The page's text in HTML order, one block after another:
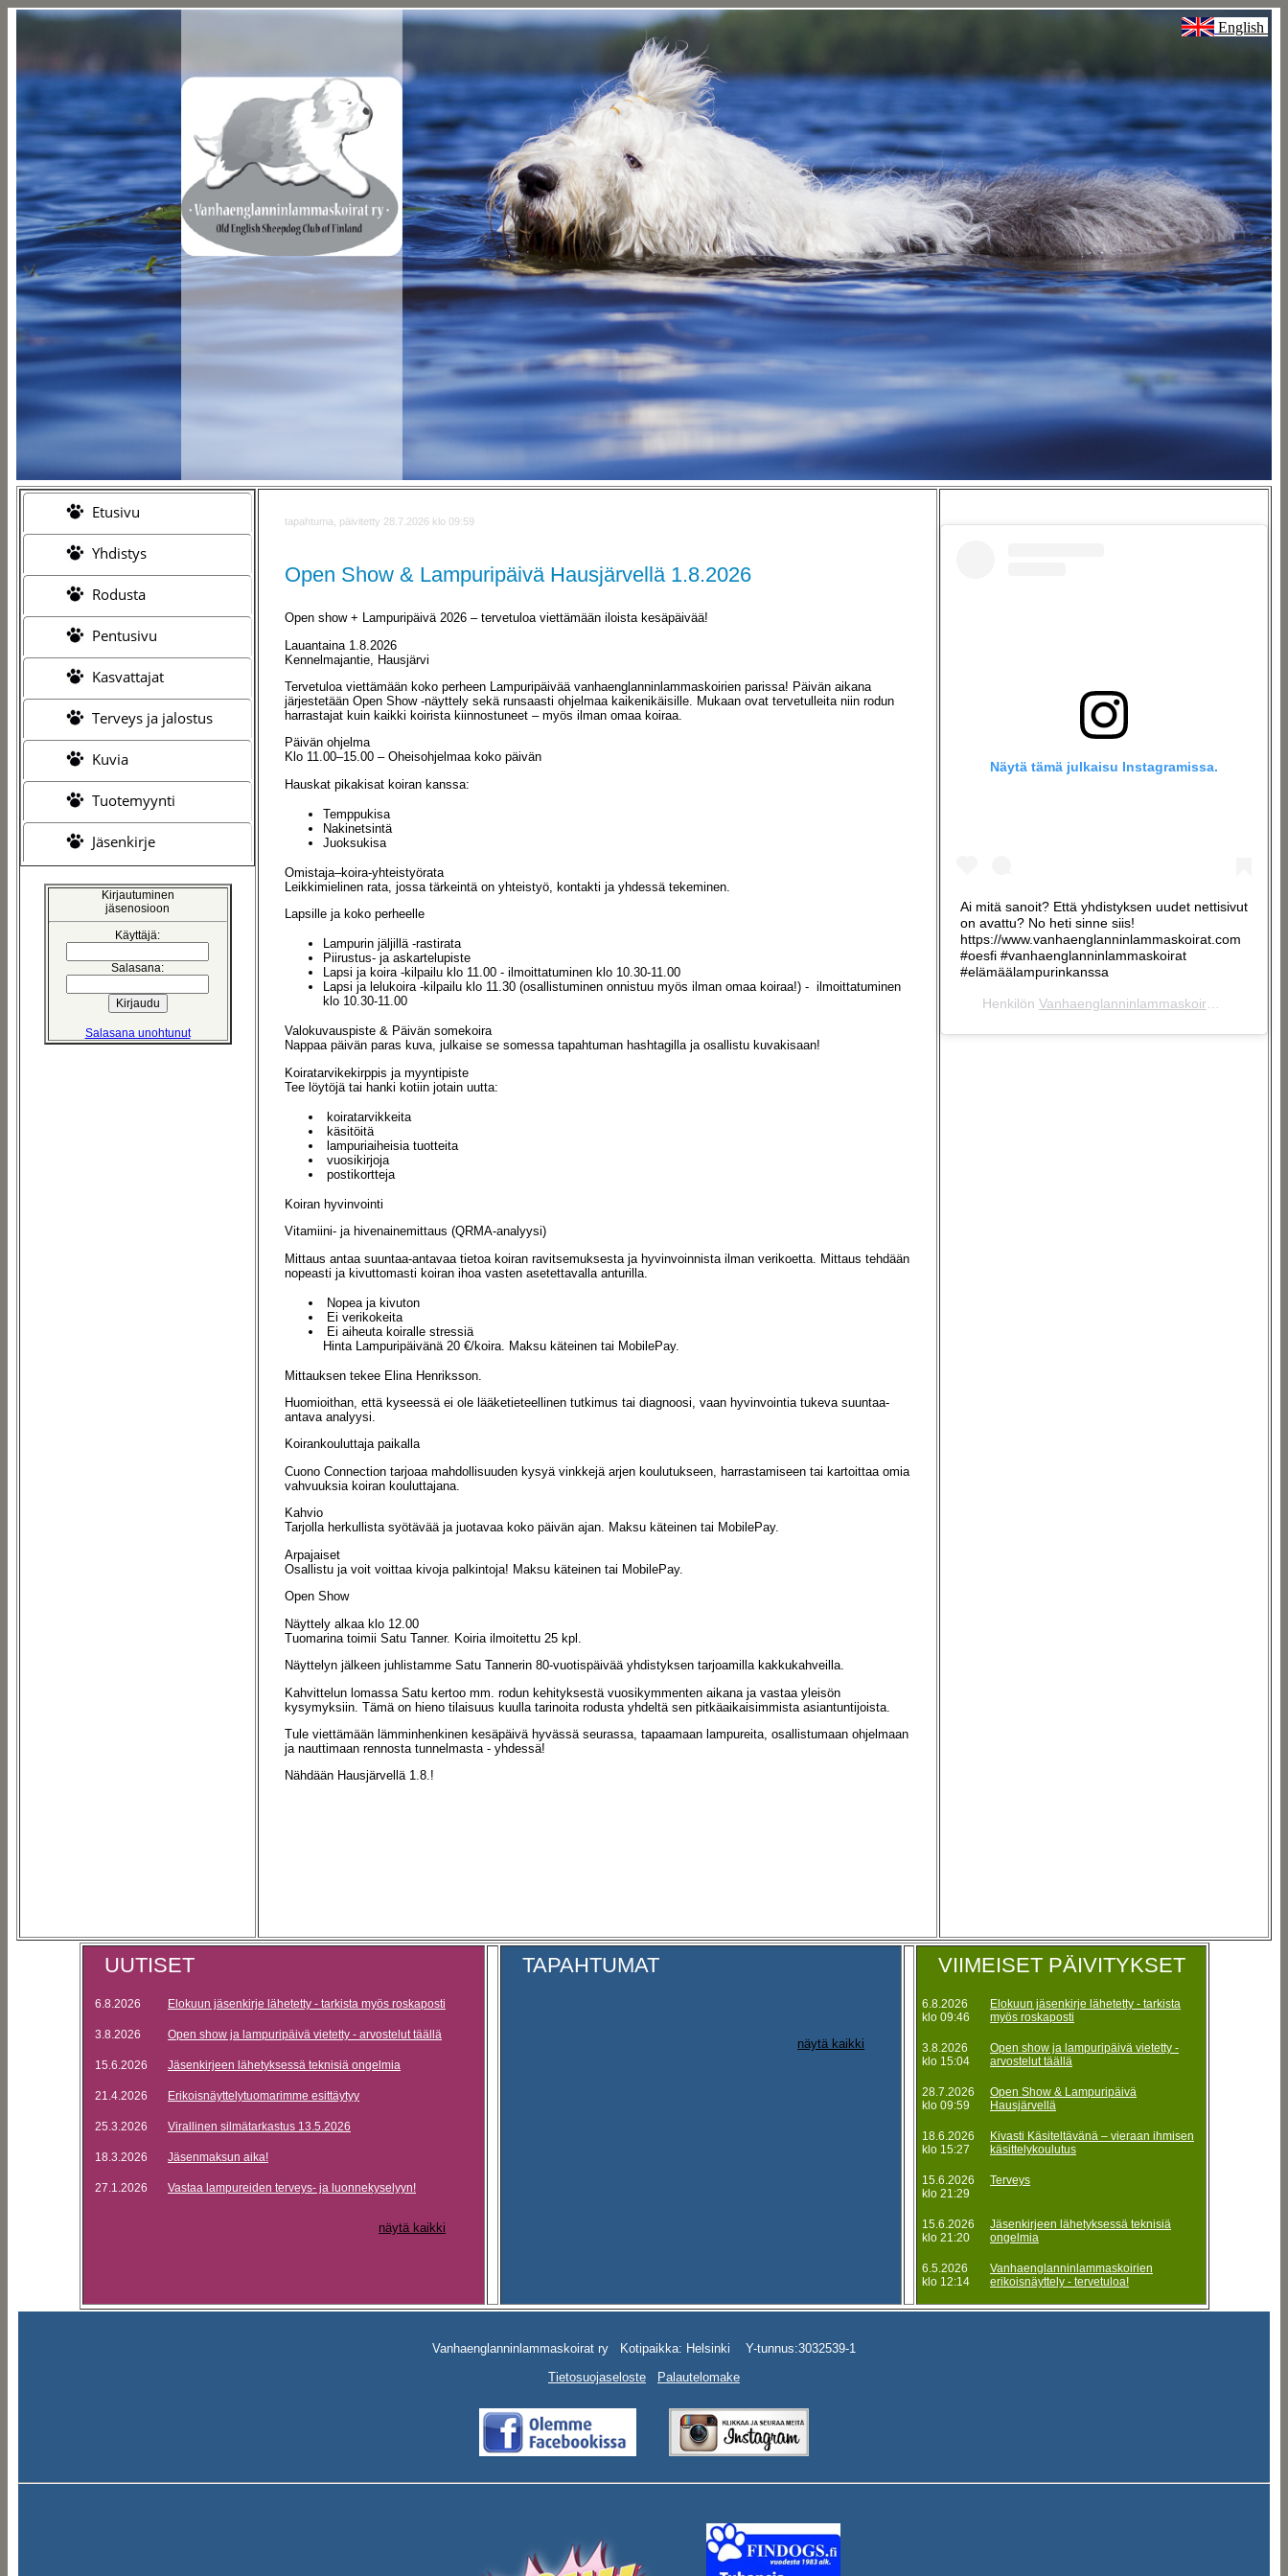
English
Etusivu
Yhdistys
Rodusta
Pentusivu
Kasvattajat
Terveys ja jalostus
Kuvia
Tuotemyynti
Jäsenkirje
Kirjautuminen
jäsenosioon
Käyttäjä:
Salasana:
Salasana unohtunut
tapahtuma, päivitetty 28.7.2026 klo 09:59
Open Show & Lampuripäivä Hausjärvellä 1.8.2026
Open show + Lampuripäivä 2026 – tervetuloa viettämään iloista kesäpäivää!
Lauantaina 1.8.2026
Kennelmajantie, Hausjärvi
Tervetuloa viettämään koko perheen Lampuripäivää vanhaenglanninlammaskoirien parissa! Päivän aikana
järjestetään Open Show -näyttely sekä runsaasti ohjelmaa kaikenikäisille. Mukaan ovat tervetulleita niin rodun
harrastajat kuin kaikki koirista kiinnostuneet – myös ilman omaa koiraa.
Päivän ohjelma
Klo 11.00–15.00 – Oheisohjelmaa koko päivän
Hauskat pikakisat koiran kanssa:
Temppukisa
Nakinetsintä
Juoksukisa
Omistaja–koira-yhteistyörata
Leikkimielinen rata, jossa tärkeintä on yhteistyö, kontakti ja yhdessä tekeminen.
Lapsille ja koko perheelle
Lampurin jäljillä -rastirata
Piirustus- ja askartelupiste
Lapsi ja koira -kilpailu klo 11.00 - ilmoittatuminen klo 10.30-11.00
Lapsi ja lelukoira -kilpailu klo 11.30 (osallistuminen onnistuu myös ilman omaa koiraa!) - ilmoittatuminen
klo 10.30-11.00
Valokuvauspiste & Päivän somekoira
Nappaa päivän paras kuva, julkaise se somessa tapahtuman hashtagilla ja osallistu kuvakisaan!
Koiratarvikekirppis ja myyntipiste
Tee löytöjä tai hanki kotiin jotain uutta:
koiratarvikkeita
käsitöitä
lampuriaiheisia tuotteita
vuosikirjoja
postikortteja
Koiran hyvinvointi
Vitamiini- ja hivenainemittaus (QRMA-analyysi)
Mittaus antaa suuntaa-antavaa tietoa koiran ravitsemuksesta ja hyvinvoinnista ilman verikoetta. Mittaus tehdään
nopeasti ja kivuttomasti koiran ihoa vasten asetettavalla anturilla.
Nopea ja kivuton
Ei verikokeita
Ei aiheuta koiralle stressiä
Hinta Lampuripäivänä 20 €/koira. Maksu käteinen tai MobilePay.
Mittauksen tekee Elina Henriksson.
Huomioithan, että kyseessä ei ole lääketieteellinen tutkimus tai diagnoosi, vaan hyvinvointia tukeva suuntaa-
antava analyysi.
Koirankouluttaja paikalla
Cuono Connection tarjoaa mahdollisuuden kysyä vinkkejä arjen koulutukseen, harrastamiseen tai kartoittaa omia
vahvuuksia koiran kouluttajana.
Kahvio
Tarjolla herkullista syötävää ja juotavaa koko päivän ajan. Maksu käteinen tai MobilePay.
Arpajaiset
Osallistu ja voit voittaa kivoja palkintoja! Maksu käteinen tai MobilePay.
Open Show
Näyttely alkaa klo 12.00
Tuomarina toimii Satu Tanner. Koiria ilmoitettu 25 kpl.
Näyttelyn jälkeen juhlistamme Satu Tannerin 80-vuotispäivää yhdistyksen tarjoamilla kakkukahveilla.
Kahvittelun lomassa Satu kertoo mm. rodun kehityksestä vuosikymmenten aikana ja vastaa yleisön
kysymyksiin. Tämä on hieno tilaisuus kuulla tarinoita rodusta yhdeltä sen pitkäaikaisimmista asiantuntijoista.
Tule viettämään lämminhenkinen kesäpäivä hyvässä seurassa, tapaamaan lampureita, osallistumaan ohjelmaan
ja nauttimaan rennosta tunnelmasta - yhdessä!
Nähdään Hausjärvellä 1.8.!
Näytä tämä julkaisu Instagramissa.
Ai mitä sanoit? Että yhdistyksen uudet nettisivut
on avattu? No heti sinne siis!
https://www.vanhaenglanninlammaskoirat.com
#oesfi #vanhaenglanninlammaskoirat
#elämäälampurinkanssa
Henkilön Vanhaenglanninlammaskoirat ry
UUTISET
6.8.2026 Elokuun jäsenkirje lähetetty - tarkista myös roskaposti
3.8.2026 Open show ja lampuripäivä vietetty - arvostelut täällä
15.6.2026 Jäsenkirjeen lähetyksessä teknisiä ongelmia
21.4.2026 Erikoisnäyttelytuomarimme esittäytyy
25.3.2026 Virallinen silmätarkastus 13.5.2026
18.3.2026 Jäsenmaksun aika!
27.1.2026 Vastaa lampureiden terveys- ja luonnekyselyyn!
näytä kaikki
TAPAHTUMAT
näytä kaikki
VIIMEISET PÄIVITYKSET
6.8.2026
klo 09:46
Elokuun jäsenkirje lähetetty - tarkista
myös roskaposti
3.8.2026
klo 15:04
Open show ja lampuripäivä vietetty -
arvostelut täällä
28.7.2026
klo 09:59
Open Show & Lampuripäivä
Hausjärvellä
18.6.2026
klo 15:27
Kivasti Käsiteltävänä – vieraan ihmisen
käsittelykoulutus
15.6.2026
klo 21:29
Terveys
15.6.2026
klo 21:20
Jäsenkirjeen lähetyksessä teknisiä
ongelmia
6.5.2026
klo 12:14
Vanhaenglanninlammaskoirien
erikoisnäyttely - tervetuloa!
Vanhaenglanninlammaskoirat ry Kotipaikka: Helsinki Y-tunnus:3032539-1
Tietosuojaseloste
Palautelomake